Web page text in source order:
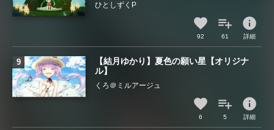
ひとしずくP
92 61
info
詳細
【結月ゆかり】夏色の願い星【オリジナ
ル】
くろ＠ミルアージュ
6 5
info
詳細